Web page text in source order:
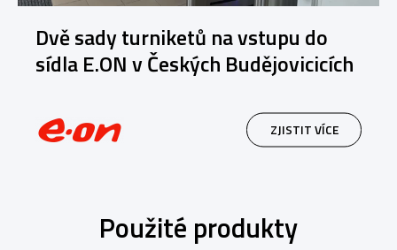
Dvě sady turniketů na vstupu do
sídla E.ON v Českých Budějovicicích
ZJISTIT VÍCE
Použité produkty